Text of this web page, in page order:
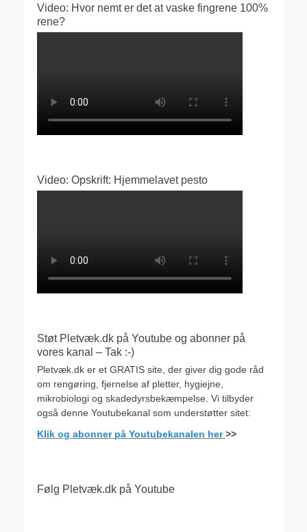
Video: Hvor nemt er det at vaske fingrene 100%
rene?
Video: Opskrift: Hjemmelavet pesto
Støt Pletvæk.dk på Youtube og abonner på
vores kanal – Tak :-)
Pletvæk.dk er et GRATIS site, der giver dig gode råd
om rengøring, fjernelse af pletter, hygiejne,
mikrobiologi og skadedyrsbekæmpelse. Vi tilbyder
også denne Youtubekanal som understøtter sitet:
Klik og abonner på Youtubekanalen her>>
Følg Pletvæk.dk på Youtube